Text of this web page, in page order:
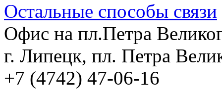
Остальные способы связи
Офис на пл.Петра
г. Липецк, пл. Петра
+7 (4742) 47-06-16